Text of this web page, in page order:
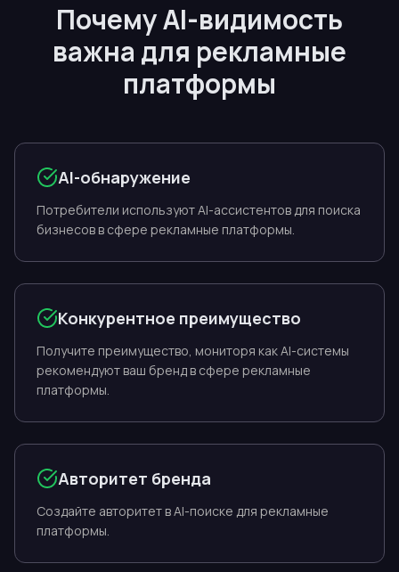
Почему AI-видимость
важна для рекламные
платформы
AI-обнаружение
Потребители используют AI-ассистентов для поиска
бизнесов в сфере рекламные платформы.
Конкурентное преимущество
Получите преимущество, мониторя как AI-системы
рекомендуют ваш бренд в сфере рекламные
платформы.
Авторитет бренда
Создайте авторитет в AI-поиске для рекламные
платформы.